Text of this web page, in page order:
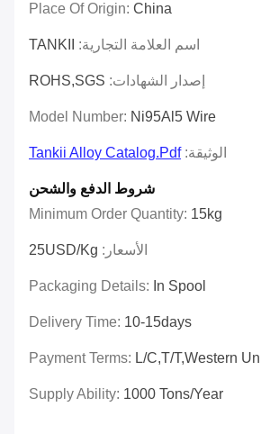
Place Of Origin: China
اسم العلامة التجارية: TANKII
إصدار الشهادات: ROHS,SGS
Model Number: Ni95Al5 Wire
الوثيقة:Tankii Alloy Catalog.pdf
شروط الدفع والشحن
Minimum Order Quantity: 15kg
الأسعار: 25USD/kg
Packaging Details: In Spool
Delivery Time: 10-15days
Payment Terms: L/C,T/T,Western
Supply Ability: 1000 Tons/Year